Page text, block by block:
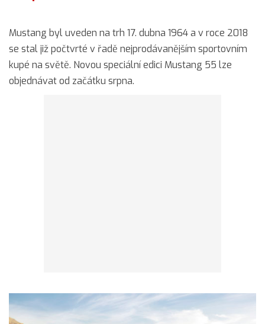
Mustang byl uveden na trh 17. dubna 1964 a v roce 2018
se stal již počtvrté v řadě nejprodávanějším sportovním
kupé na světě. Novou speciální edici Mustang 55 lze
objednávat od začátku srpna.